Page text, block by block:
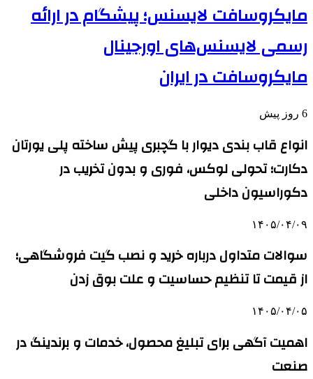
مایکروسافت لایسنس؛ پیشگام در ارائه
رسمی لایسنس‌های اورجینال
مایکروسافت در ایران
6 روز پیش
انواع قاب بندی دیوار با گچبری پیش ساخته پلی یورتان
دکارت؛ تحولی لوکس، فوری و بدون تخریب در
دکوراسیون داخلی
۱۴۰۵/۰۴/۰۹
سوالات متداول درباره خرید و نصب گیت فروشگاهی؛
از قیمت تا تنظیم حساسیت و علت بوق زدن
۱۴۰۵/۰۴/۰۵
اهمیت آگهی برای تبلیغ محصول، خدمات و برندینگ در
صنعت